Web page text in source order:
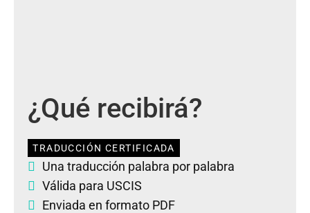
¿Qué recibirá?
TRADUCCIÓN CERTIFICADA
Una traducción palabra por palabra
Válida para USCIS
Enviada en formato PDF